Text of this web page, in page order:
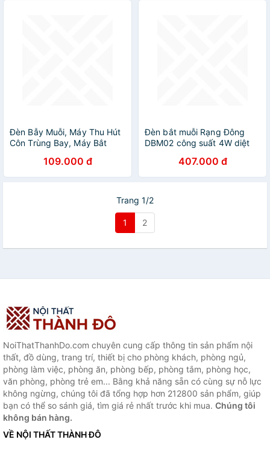
Đèn Bẫy Muỗi, Máy Thu Hút
Côn Trùng Bay, Máy Bắt
Đèn LED,Thông Minh -
Chuyên Dụng Dùng Nguồn
109.000 đ
Đèn bắt muỗi Rạng Đông
DBM02 công suất 4W diệt
điện, không hóa chất, không
ồn, cách điện an toàn -
407.000 đ
Trang 1/2
1 2
NoiThatThanhDo.com chuyên cung cấp thông tin sản phẩm nội
thất, đồ dùng, trang trí, thiết bị cho phòng khách, phòng ngủ,
phòng làm việc, phòng ăn, phòng bếp, phòng tắm, phòng học,
văn phòng, phòng trẻ em... Bằng khả năng sẵn có cùng sự nỗ lực
không ngừng, chúng tôi đã tổng hợp hơn 212800 sản phẩm, giúp
bạn có thể so sánh giá, tìm giá rẻ nhất trước khi mua. Chúng tôi
không bán hàng.
VỀ NỘI THẤT THÀNH ĐÔ